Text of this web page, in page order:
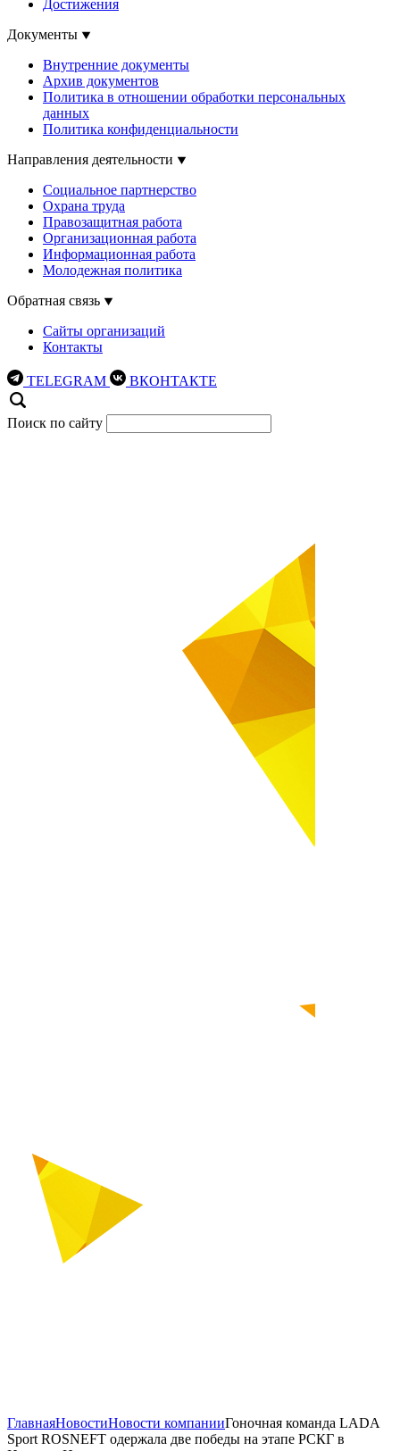
Достижения
Документы
Внутренние документы
Архив документов
Политика в отношении обработки персональных
данных
Политика конфиденциальности
Направления деятельности
Социальное партнерство
Охрана труда
Правозащитная работа
Организационная работа
Информационная работа
Молодежная политика
Обратная связь
Сайты организаций
Контакты
TELEGRAM ВКОНТАКТЕ
Поиск по сайту
ГлавнаяНовостиНовости компанииГоночная команда LADA
Sport ROSNEFT одержала две победы на этапе РСКГ в